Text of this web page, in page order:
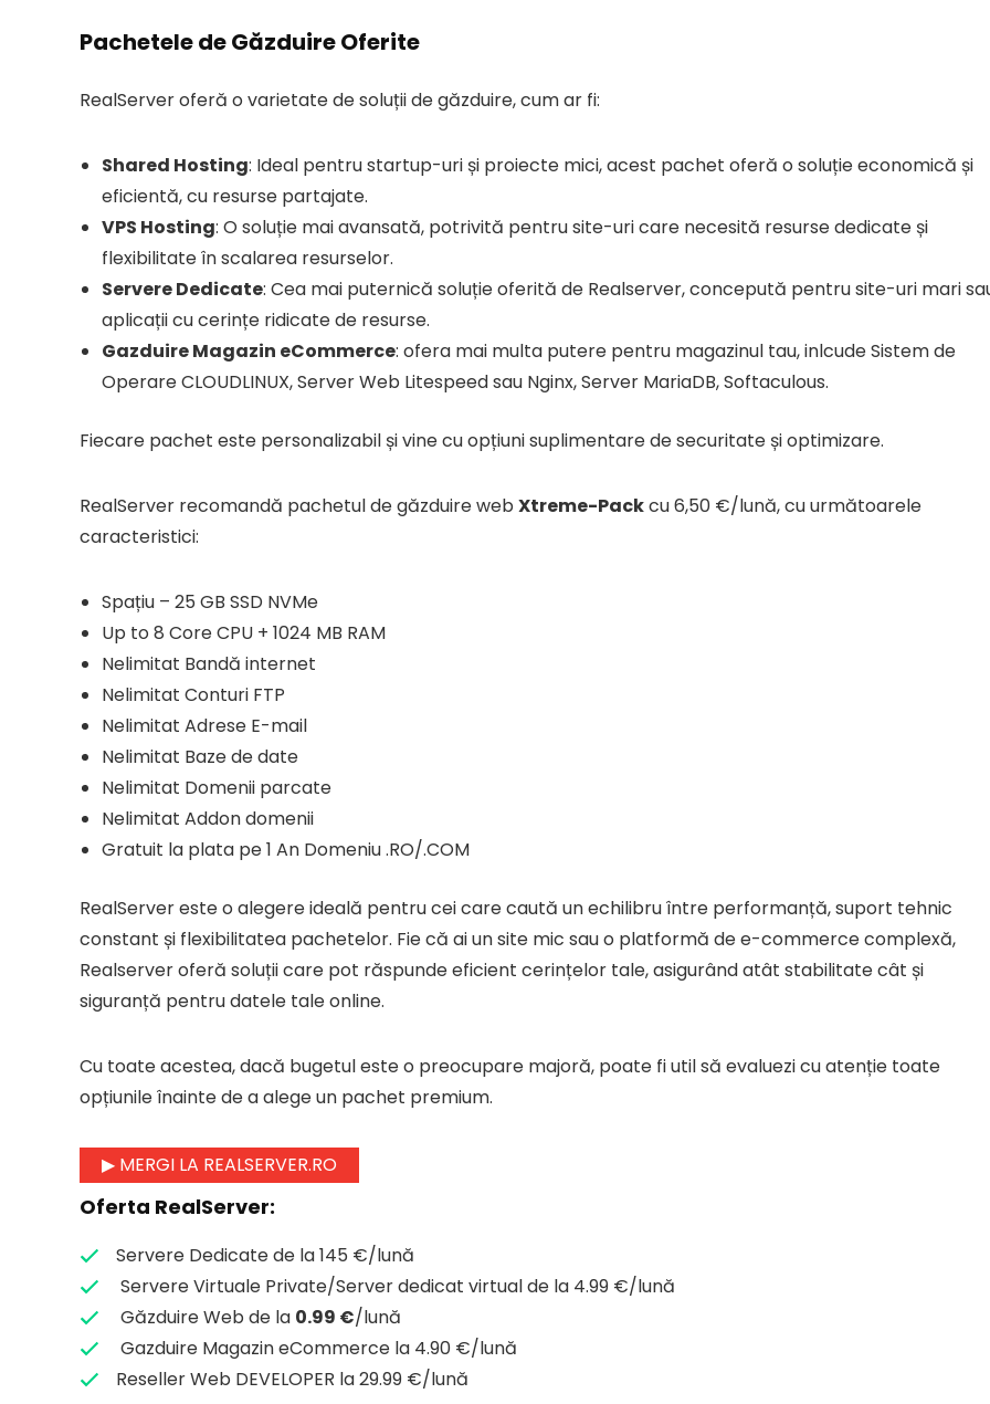
Pachetele de Găzduire Oferite
RealServer oferă o varietate de soluții de găzduire, cum ar fi:
Shared Hosting: Ideal pentru startup-uri și proiecte mici, acest pachet oferă o soluție economică și
eficientă, cu resurse partajate.
VPS Hosting: O soluție mai avansată, potrivită pentru site-uri care necesită resurse dedicate și
flexibilitate în scalarea resurselor.
Servere Dedicate: Cea mai puternică soluție oferită de Realserver, concepută pentru site-uri mari
aplicații cu cerințe ridicate de resurse.
Gazduire Magazin eCommerce: ofera mai multa putere pentru magazinul tau, inlcude Sistem de
Operare CLOUDLINUX, Server Web Litespeed sau Nginx, Server MariaDB, Softaculous.
Fiecare pachet este personalizabil și vine cu opțiuni suplimentare de securitate și optimizare.
RealServer recomandă pachetul de găzduire web Xtreme-Packcu 6,50 €/lună, cu următoarele
caracteristici:
Spațiu – 25 GB SSD NVMe
Up to 8 Core CPU + 1024 MB RAM
Nelimitat Bandă internet
Nelimitat Conturi FTP
Nelimitat Adrese E-mail
Nelimitat Baze de date
Nelimitat Domenii parcate
Nelimitat Addon domenii
Gratuit la plata pe 1 An Domeniu .RO/.COM
RealServer este o alegere ideală pentru cei care caută un echilibru între performanță, suport tehnic
constant și flexibilitatea pachetelor. Fie că ai un site mic sau o platformă de e-commerce complexă,
Realserver oferă soluții care pot răspunde eficient cerințelor tale, asigurând atât stabilitate cât și
siguranță pentru datele tale online.
Cu toate acestea, dacă bugetul este o preocupare majoră, poate fi util să evaluezi cu atenție toate
opțiunile înainte de a alege un pachet premium.
▶ MERGI LA REALSERVER.RO
Oferta RealServer:
Servere Dedicate de la 145 €/lună
Servere Virtuale Private/Server dedicat virtual de la 4.99 €/lună
Găzduire Web de la 0.99 €/lună
Gazduire Magazin eCommerce la 4.90 €/lună
Reseller Web DEVELOPER la 29.99 €/lună